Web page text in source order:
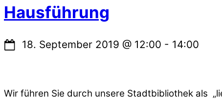
Hausführung
18. September 2019 @ 12:00 - 14:00
Wir führen Sie durch unsere Stadtbibliothek als